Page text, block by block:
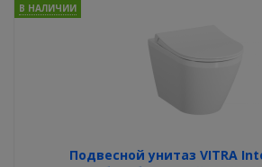
Подвесной унитаз VITRA
В НАЛИЧИИ